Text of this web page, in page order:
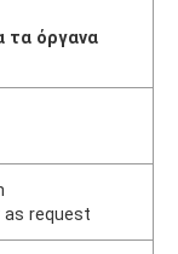
τα όργανα
as request